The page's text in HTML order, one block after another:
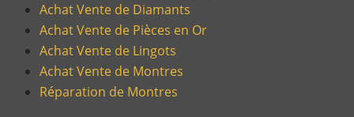
Achat Vente de Diamants
Achat Vente de Pièces en Or
Achat Vente de Lingots
Achat Vente de Montres
Réparation de Montres